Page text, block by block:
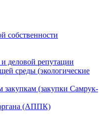
собственности
деловой репутации
среды (экологические
закупкам (закупки Самрук-
(АППК)